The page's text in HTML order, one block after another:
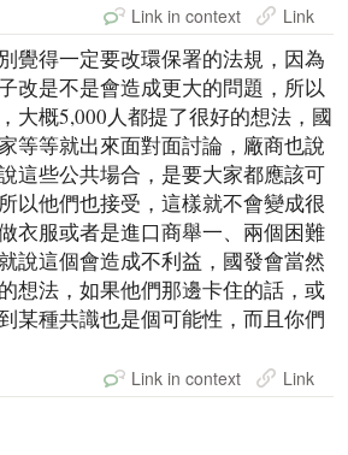
Link in context Link
覺得一定要改環保署的法規，因為
改是不是會造成更大的問題，所以
大概5,000人都提了很好的想法，國
等等就出來面對面討論，廠商也說
這些公共場合，是要大家都應該可
以他們也接受，這樣就不會變成很
衣服或者是進口商舉一、兩個困難
說這個會造成不利益，國發會當然
想法，如果他們那邊卡住的話，或
某種共識也是個可能性，而且你們
Link in context Link